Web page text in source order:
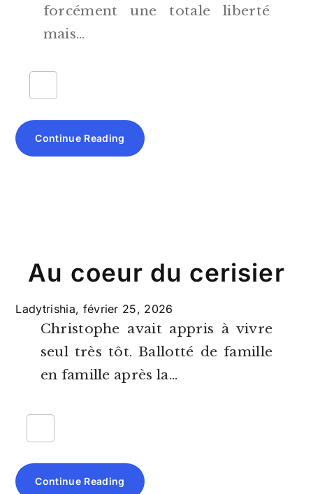
forcément une totale liberté
mais…
Continue Reading
Au coeur du cerisier
Ladytrishia, février 25, 2026
Christophe avait appris à vivre
seul très tôt. Ballotté de famille
en famille après la…
Continue Reading